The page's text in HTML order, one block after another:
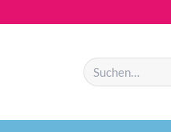
Suchen
nach: